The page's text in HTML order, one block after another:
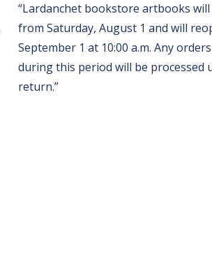
“Lardanchet bookstore artbooks will
from Saturday, August 1 and will
September 1 at 10:00 a.m. Any
during this period will be processed
return.”